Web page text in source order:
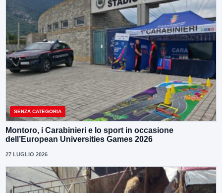
SENZA CATEGORIA
Montoro, i Carabinieri e lo sport in occasione
dell’European Universities Games 2026
27 LUGLIO 2026